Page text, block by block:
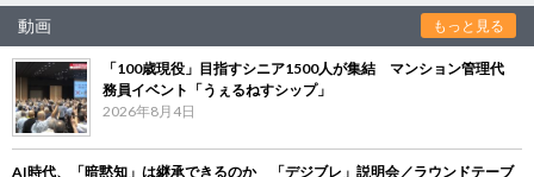
動画 もっと見る
「100歳現役」目指すシニア1500人が集結 マンション管理代
務員イベント「うぇるねすシップ」
2026年8月4日
AI時代、「暗黙知」は継承できるのか 「デジブレ」説明会／ラウンドテーブ